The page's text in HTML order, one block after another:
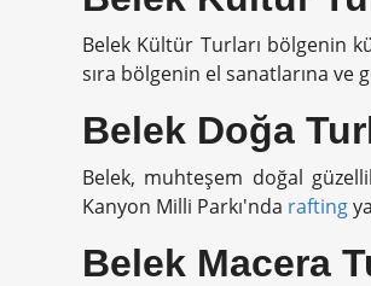
Belek Kültür Turları bölgenin
sıra bölgenin el sanatlarına ve
Belek Doğa
Belek, muhteşem doğal
Kanyon Milli Parkı'nda rafting
Belek Macera